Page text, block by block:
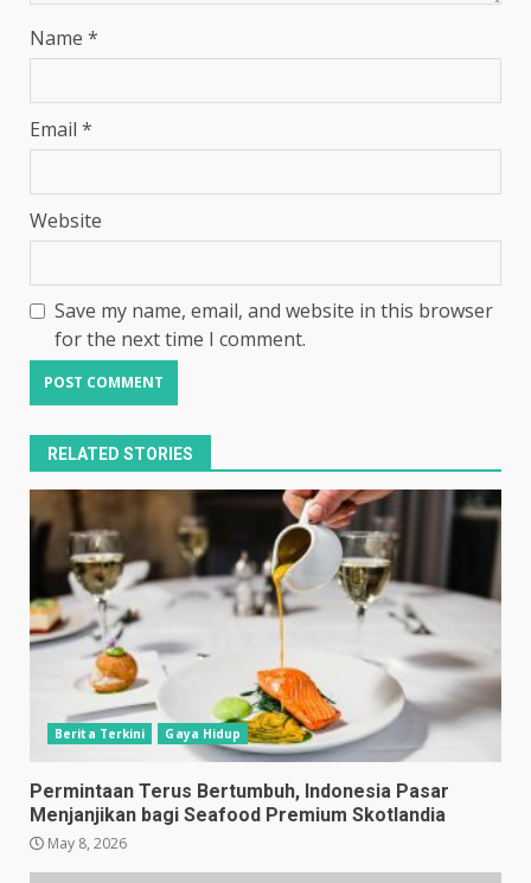
Name *
Email *
Website
Save my name, email, and website in this browser
for the next time I comment.
RELATED STORIES
Berita Terkini Gaya Hidup
Permintaan Terus Bertumbuh, Indonesia Pasar
Menjanjikan bagi Seafood Premium Skotlandia
May 8, 2026